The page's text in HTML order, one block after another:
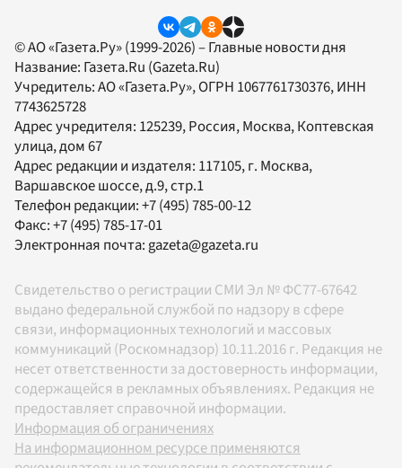
© АО «Газета.Ру» (1999-2026) – Главные новости дня
Название: Газета.Ru (Gazeta.Ru)
Учредитель:АО «Газета.Ру», ОГРН 1067761730376, ИНН
7743625728
Адрес учредителя: 125239, Россия, Москва, Коптевская
улица, дом 67
Адрес редакции и издателя: 117105, г. Москва,
Варшавское шоссе, д.9, стр.1
Телефон редакции:+7 (495) 785-00-12
Факс:+7 (495) 785-17-01
Электронная почта: gazeta@gazeta.ru
Свидетельство о регистрации СМИ Эл № ФС77-67642
выдано федеральной службой по надзору в сфере
связи, информационных технологий и массовых
коммуникаций (Роскомнадзор) 10.11.2016 г. Редакция не
несет ответственности за достоверность информации,
содержащейся в рекламных объявлениях. Редакция не
предоставляет справочной информации.
Информация об ограничениях
На информационном ресурсе применяются